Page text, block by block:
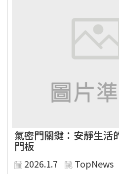
氣密門關鍵：安靜生活
門板
2026.1.7 TopNews